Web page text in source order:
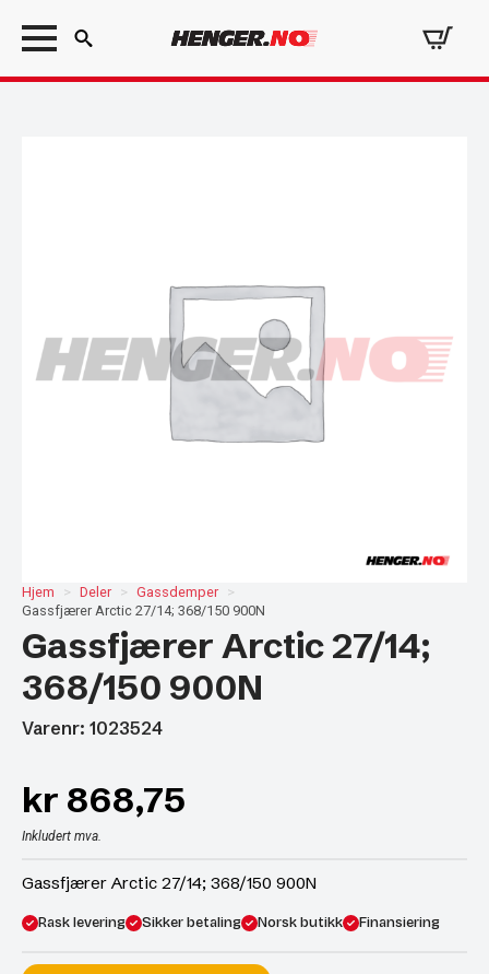
Search
Hjem Deler
Gassdemper
Gassfjærer Arctic 27/14; 368/150 900N
Gassfjærer Arctic 27/14;
368/150 900N
Varenr: 1023524
kr 868,75
Inkludert mva.
Gassfjærer Arctic 27/14; 368/150 900N
Rask levering Sikker betaling Norsk butikk Finansiering